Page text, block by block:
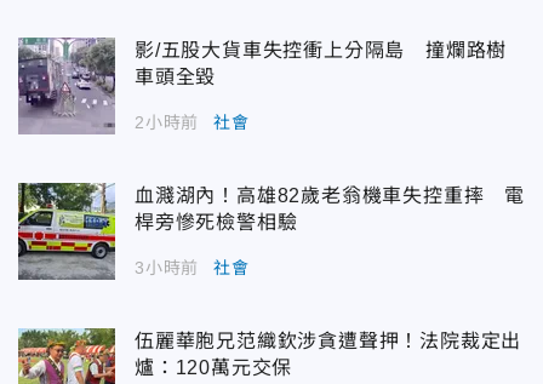
影/五股大貨車失控衝上分隔島 撞爛路樹
車頭全毀
2小時前 社會
血濺湖內！高雄82歲老翁機車失控重摔 電
桿旁慘死檢警相驗
3小時前 社會
伍麗華胞兄范織欽涉貪遭聲押！法院裁定出
爐：120萬元交保